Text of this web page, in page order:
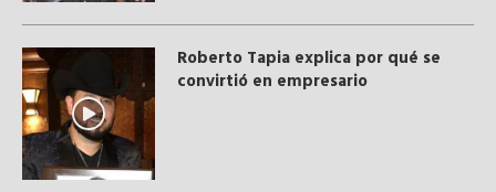
Roberto Tapia explica por qué se
convirtió en empresario